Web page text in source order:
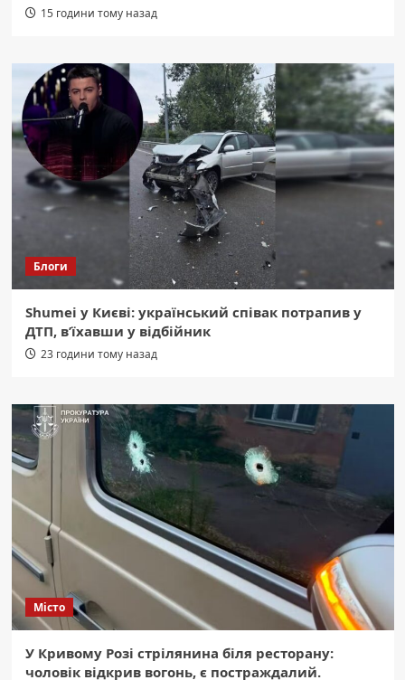
15 години тому назад
Блоги
Shumei у Києві: український співак потрапив у
ДТП, в’їхавши у відбійник
23 години тому назад
Місто
У Кривому Розі стрілянина біля ресторану:
чоловік відкрив вогонь, є постраждалий.